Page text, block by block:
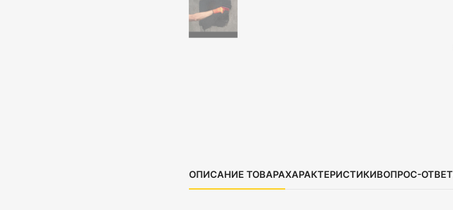
ОПИСАНИЕ ТОВАРАХАРАКТЕРИСТИКИВОПРОС-ОТВЕТ